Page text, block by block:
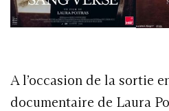
A l’occasion de la sortie
documentaire de Laura